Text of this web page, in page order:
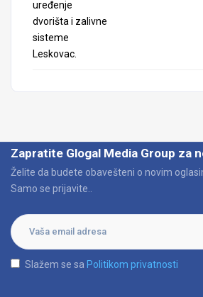
Zapratite Glogal Media Group za
Želite da budete obavešteni o novim
Samo se prijavite..
Slažem se sa Politikom privatnosti